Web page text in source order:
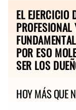
EL EJERCICIO
POR ESO
SER LOS
HOY MÁS QUE